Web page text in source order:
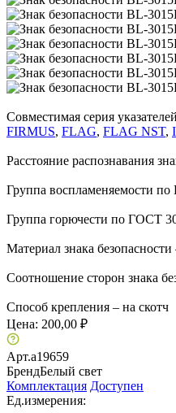
Совместимая серия указателей
FIRMUS, FLAG, FLAG NST,
Расстояние распознавания
Группа воспламеняемости
Группа горючести по ГОСТ
Материал знака
Соотношение сторон знака
Способ крепления – на скотч
Цена: 200,00 ₽
Арт.a19659
БрендБелый свет
Комплектация Доступен
Ед.измерения: